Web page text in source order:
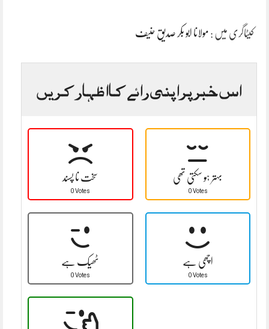
کیٹاگری میں : مولانا ابو بکر صدیق حنیف
اس خبر پر اپنی رائے کا اظہار کریں
سخت نا پسند
0 Votes
بہتر ہو سکتی تھی
0 Votes
ٹھیک ہے
0 Votes
اچھی ہے
0 Votes